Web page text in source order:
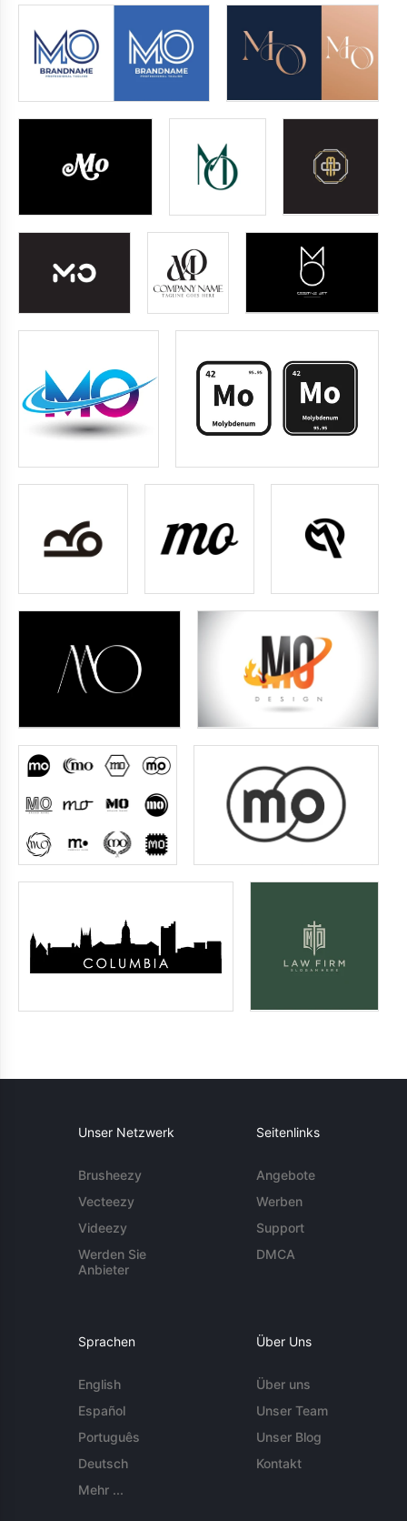
Unser Netzwerk
Brusheezy
Vecteezy
Videezy
Werden Sie
Anbieter
Seitenlinks
Angebote
Werben
Support
DMCA
Sprachen
English
Español
Português
Deutsch
Mehr ...
Über Uns
Über uns
Unser Team
Unser Blog
Kontakt